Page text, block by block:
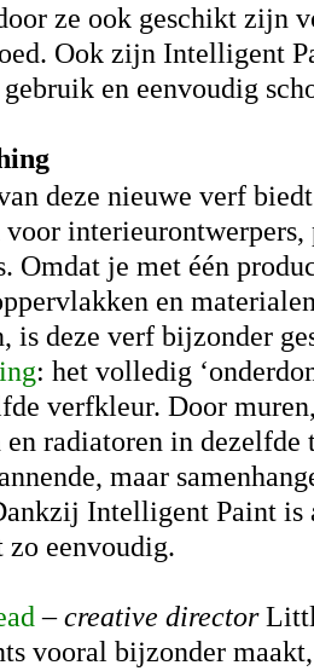
ze ook geschikt zijn
Ook zijn Intelligent
en eenvoudig
deze nieuwe verf
interieurontwerpers,
Omdat je met één
en
is deze verf bijzonder
: het volledig
verfkleur. Door
radiatoren in dezelfde
maar
Intelligent Paint
eenvoudig.
–creative director
vooral bijzonder